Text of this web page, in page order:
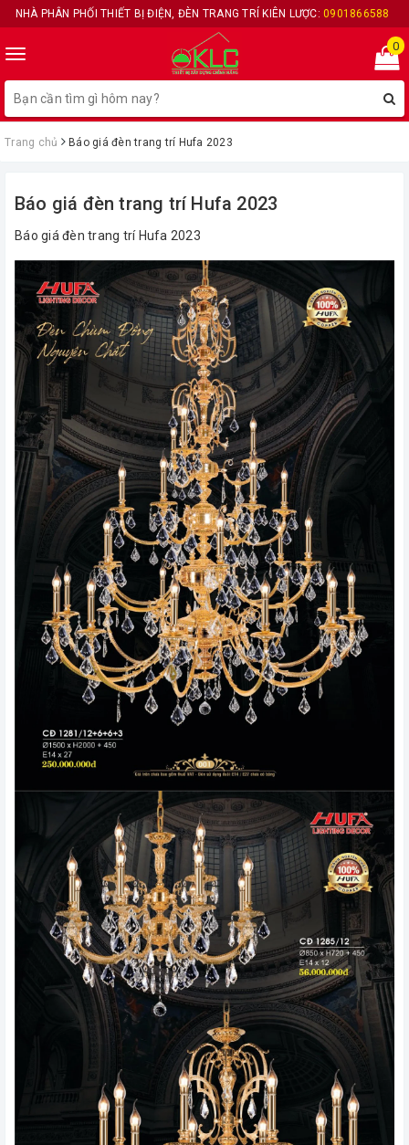
NHÀ PHÂN PHỐI THIẾT BỊ ĐIỆN, ĐÈN TRANG TRÍ KIÊN LƯỢC: 0901866588
Toggle
navigation
0
Trang chủ Báo giá đèn trang trí Hufa 2023
Báo giá đèn trang trí Hufa 2023
Báo giá đèn trang trí Hufa 2023